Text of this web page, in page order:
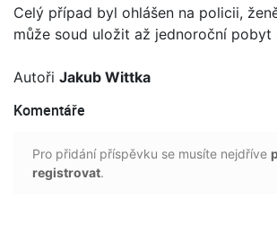
Celý případ byl ohlášen na policii,
může soud uložit až jednoroční pobyt
Autoři Jakub Wittka
Komentáře
Pro přidání příspěvku se musíte nejdříve
registrovat.